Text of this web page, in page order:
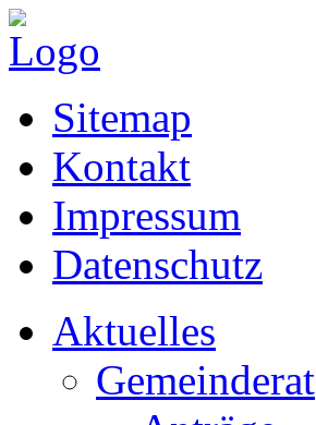
Sitemap
Kontakt
Impressum
Datenschutz
Aktuelles
Gemeinderat